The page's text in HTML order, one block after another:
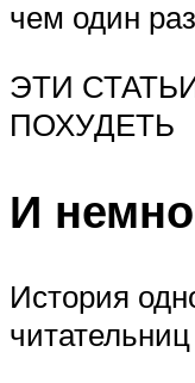
чем один
ЭТИ
ПОХУДЕТЬ
И
История